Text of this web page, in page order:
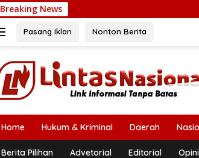
Breaking News
Pasang Iklan Nonton Berita
Home Hukum & Kriminal Daerah
Berita Pilihan Advetorial Editorial Opini